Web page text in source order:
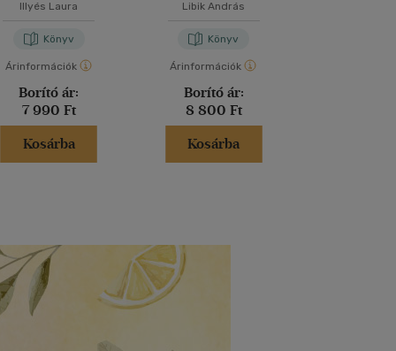
Illyés Laura
Könyv
Árinformációk
Borító ár:
7 990 Ft
Kosárba
Libik András
Könyv
Árinformációk
Borító ár:
8 800 Ft
Kosárba